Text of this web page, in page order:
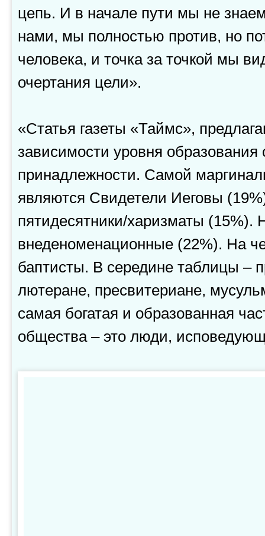
цепь. И в начале пути мы не
нами, мы полностью против, но
человека, и точка за точкой мы
очертания цели».
«Статья газеты «Таймс»,
зависимости уровня
принадлежности. Самой
являются Свидетели Иеговы
пятидесятники/харизматы (15%).
внеденоменационные (22%). На
баптисты. В середине таблицы –
лютеране, пресвитериане,
самая богатая и образованная
общества – это люди,